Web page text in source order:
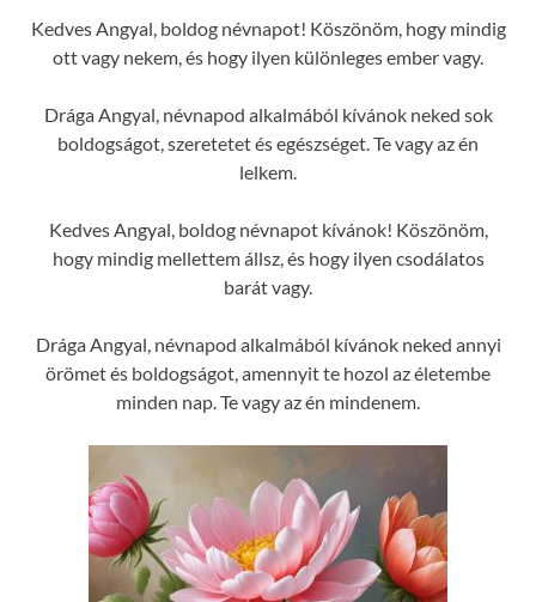
Kedves Angyal, boldog névnapot! Köszönöm, hogy mindig
ott vagy nekem, és hogy ilyen különleges ember vagy.
Drága Angyal, névnapod alkalmából kívánok neked sok
boldogságot, szeretetet és egészséget. Te vagy az én
lelkem.
Kedves Angyal, boldog névnapot kívánok! Köszönöm,
hogy mindig mellettem állsz, és hogy ilyen csodálatos
barát vagy.
Drága Angyal, névnapod alkalmából kívánok neked annyi
örömet és boldogságot, amennyit te hozol az életembe
minden nap. Te vagy az én mindenem.